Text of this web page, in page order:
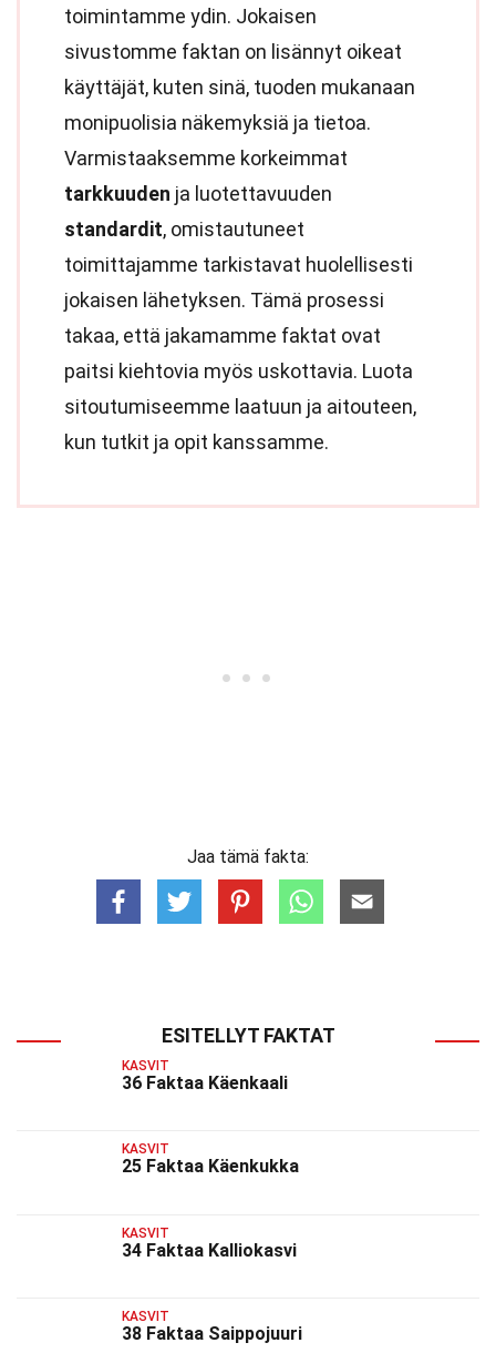
toimintamme ydin. Jokaisen
sivustomme faktan on lisännyt oikeat
käyttäjät, kuten sinä, tuoden mukanaan
monipuolisia näkemyksiä ja tietoa.
Varmistaaksemme korkeimmat
tarkkuuden ja luotettavuuden
standardit, omistautuneet
toimittajamme tarkistavat huolellisesti
jokaisen lähetyksen. Tämä prosessi
takaa, että jakamamme faktat ovat
paitsi kiehtovia myös uskottavia. Luota
sitoutumiseemme laatuun ja aitouteen,
kun tutkit ja opit kanssamme.
Jaa tämä fakta:
ESITELLYT FAKTAT
KASVIT
36 Faktaa Käenkaali
KASVIT
25 Faktaa Käenkukka
KASVIT
34 Faktaa Kalliokasvi
KASVIT
38 Faktaa Saippojuuri